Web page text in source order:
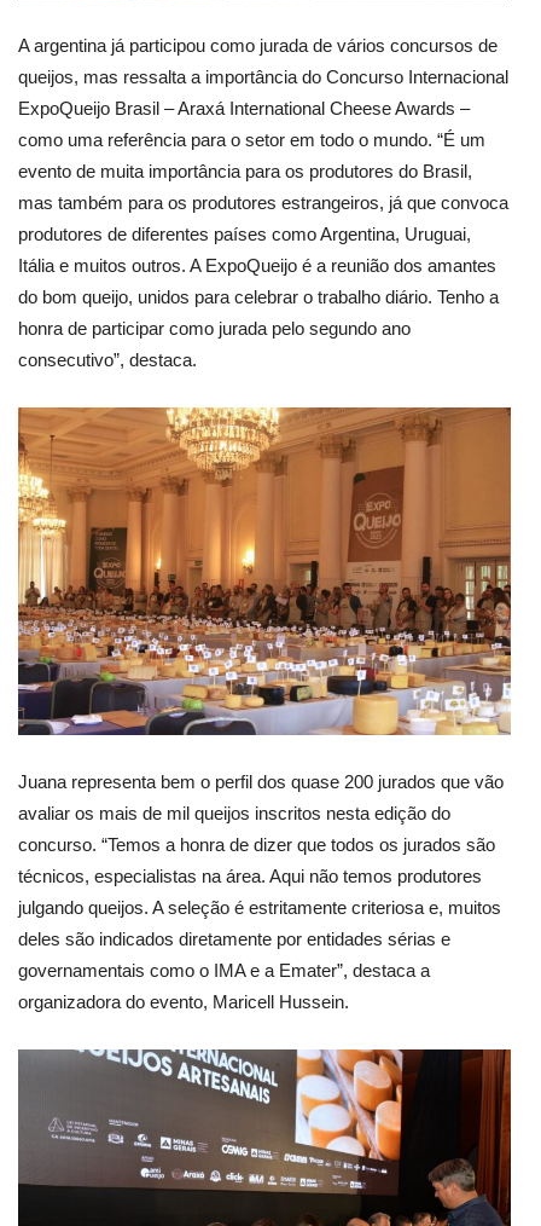
A argentina já participou como jurada de vários concursos de
queijos, mas ressalta a importância do Concurso Internacional
ExpoQueijo Brasil – Araxá International Cheese Awards –
como uma referência para o setor em todo o mundo. “É um
evento de muita importância para os produtores do Brasil,
mas também para os produtores estrangeiros, já que convoca
produtores de diferentes países como Argentina, Uruguai,
Itália e muitos outros. A ExpoQueijo é a reunião dos amantes
do bom queijo, unidos para celebrar o trabalho diário. Tenho a
honra de participar como jurada pelo segundo ano
consecutivo”, destaca.
Juana representa bem o perfil dos quase 200 jurados que vão
avaliar os mais de mil queijos inscritos nesta edição do
concurso. “Temos a honra de dizer que todos os jurados são
técnicos, especialistas na área. Aqui não temos produtores
julgando queijos. A seleção é estritamente criteriosa e, muitos
deles são indicados diretamente por entidades sérias e
governamentais como o IMA e a Emater”, destaca a
organizadora do evento, Maricell Hussein.